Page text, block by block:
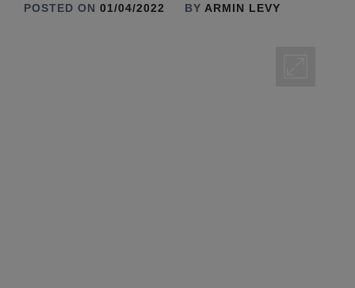
POSTED ON 01/04/2022 BY ARMIN LEVY